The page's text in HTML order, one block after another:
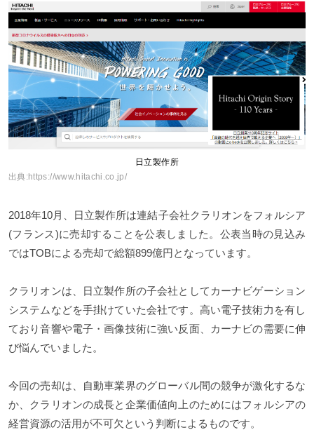
日立製作所
出典:https://www.hitachi.co.jp/
2018年10月、日立製作所は連結子会社クラリオンをフォルシア
(フランス)に売却することを公表しました。公表当時の見込み
ではTOBによる売却で総額899億円となっています。
クラリオンは、日立製作所の子会社としてカーナビゲーション
システムなどを手掛けていた会社です。高い電子技術力を有し
ており音響や電子・画像技術に強い反面、カーナビの需要に伸
び悩んでいました。
今回の売却は、自動車業界のグローバル間の競争が激化するな
か、クラリオンの成長と企業価値向上のためにはフォルシアの
経営資源の活用が不可欠という判断によるものです。